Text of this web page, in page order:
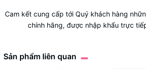
Cam kết cung cấp tới Quý khách hàng
chính hãng, được nhập khẩu trực
Sản phẩm liên quan